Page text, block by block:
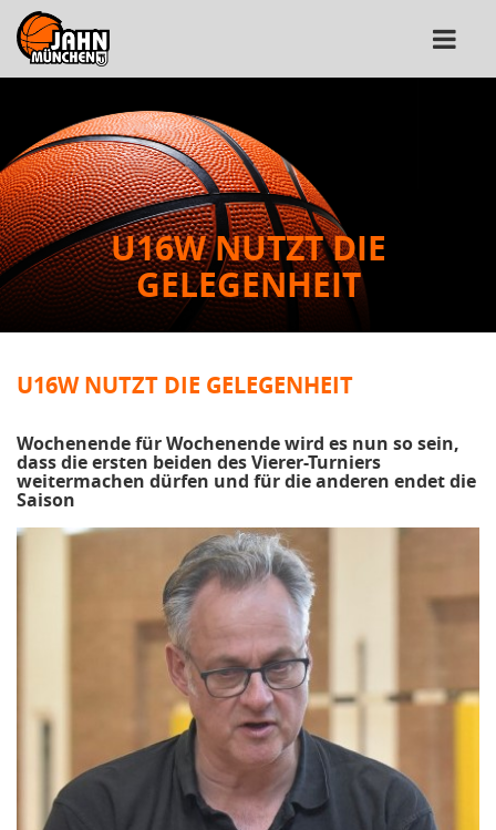
U16W NUTZT DIE
GELEGENHEIT
U16W NUTZT DIE GELEGENHEIT
Wochenende für Wochenende wird es nun so sein,
dass die ersten beiden des Vierer-Turniers
weitermachen dürfen und für die anderen endet die
Saison